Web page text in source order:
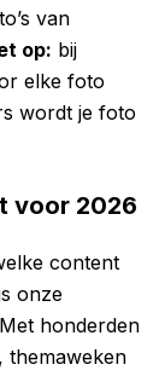
van
op: bij
elke foto
wordt je foto
voor 2026
content
onze
honderden
themaweken